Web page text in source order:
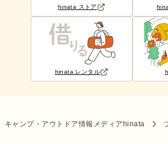
hinata ストア
hinata レンタル
キャンプ・アウトドア情報メディアhinata